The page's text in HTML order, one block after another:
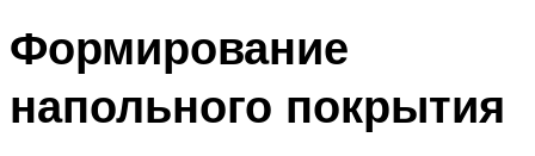
Формирование
напольного покрытия